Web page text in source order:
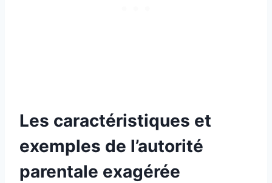
Les caractéristiques et
exemples de l’autorité
parentale exagérée